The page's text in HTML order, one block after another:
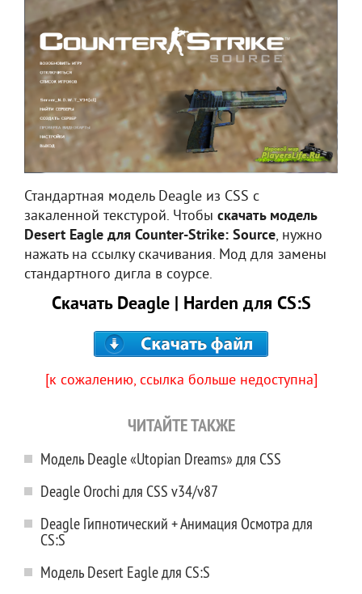
Стандартная модель Deagle из CSS с
закаленной текстурой. Чтобы скачать модель
Desert Eagle для Counter-Strike: Source, нужно
нажать на ссылку скачивания. Мод для замены
стандартного дигла в соурсе.
Скачать Deagle | Harden для CS:S
[к сожалению, ссылка больше недоступна]
ЧИТАЙТЕ ТАКЖЕ
Модель Deagle «Utopian Dreams» для CSS
Deagle Orochi для CSS v34/v87
Deagle Гипнотический + Анимация Осмотра для
CS:S
Модель Desert Eagle для CS:S